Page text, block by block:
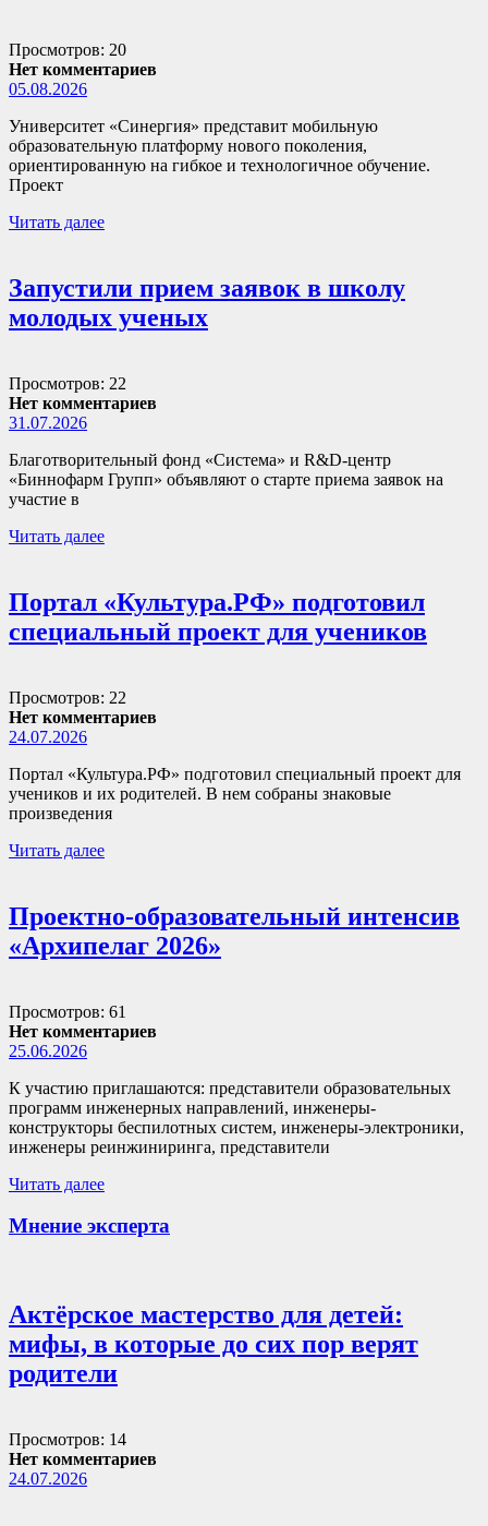
Просмотров: 20
Нет комментариев
05.08.2026
Университет «Синергия» представит мобильную
образовательную платформу нового поколения,
ориентированную на гибкое и технологичное обучение.
Проект
Читать далее
Запустили прием заявок в школу
молодых ученых
Просмотров: 22
Нет комментариев
31.07.2026
Благотворительный фонд «Система» и R&D-центр
«Биннофарм Групп» объявляют о старте приема заявок на
участие в
Читать далее
Портал «Культура.РФ» подготовил
специальный проект для учеников
Просмотров: 22
Нет комментариев
24.07.2026
Портал «Культура.РФ» подготовил специальный проект для
учеников и их родителей. В нем собраны знаковые
произведения
Читать далее
Проектно-образовательный интенсив
«Архипелаг 2026»
Просмотров: 61
Нет комментариев
25.06.2026
К участию приглашаются: представители образовательных
программ инженерных направлений, инженеры-
конструкторы беспилотных систем, инженеры-электроники,
инженеры реинжиниринга, представители
Читать далее
Мнение эксперта
Актёрское мастерство для детей:
мифы, в которые до сих пор верят
родители
Просмотров: 14
Нет комментариев
24.07.2026